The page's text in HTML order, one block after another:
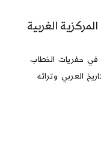
الغربية
في حفريات الخطاب
العربي وتراثه